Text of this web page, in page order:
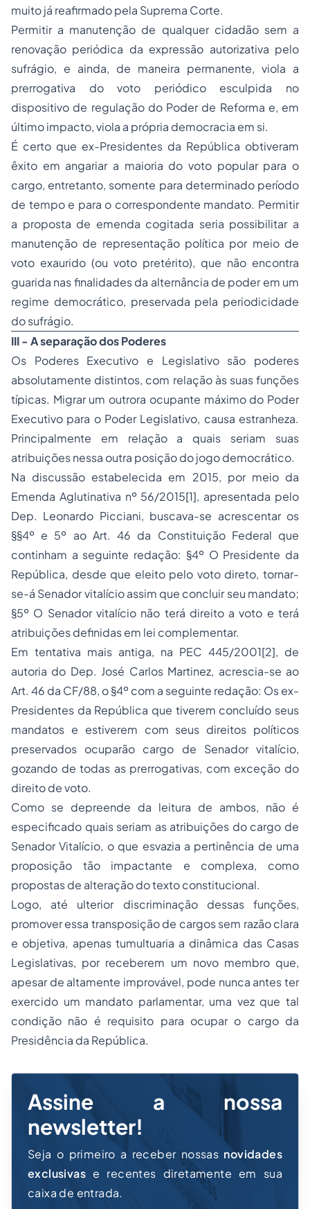
muito já reafirmado pela Suprema Corte.
Permitir a manutenção de qualquer cidadão sem a
renovação periódica da expressão autorizativa pelo
sufrágio, e ainda, de maneira permanente, viola a
prerrogativa do voto periódico esculpida no
dispositivo de regulação do Poder de Reforma e, em
último impacto, viola a própria democracia em si.
É certo que ex-Presidentes da República obtiveram
êxito em angariar a maioria do voto popular para o
cargo, entretanto, somente para determinado período
de tempo e para o correspondente mandato. Permitir
a proposta de emenda cogitada seria possibilitar a
manutenção de representação política por meio de
voto exaurido (ou voto pretérito), que não encontra
guarida nas finalidades da alternância de poder em um
regime democrático, preservada pela periodicidade
do sufrágio.
III - A separação dos Poderes
Os Poderes Executivo e Legislativo são poderes
absolutamente distintos, com relação às suas funções
típicas. Migrar um outrora ocupante máximo do Poder
Executivo para o Poder Legislativo, causa estranheza.
Principalmente em relação a quais seriam suas
atribuições nessa outra posição do jogo democrático.
Na discussão estabelecida em 2015, por meio da
Emenda Aglutinativa nº 56/2015[1], apresentada pelo
Dep. Leonardo Picciani, buscava-se acrescentar os
§§4º e 5º ao Art. 46 da Constituição Federal que
continham a seguinte redação: §4º O Presidente da
República, desde que eleito pelo voto direto, tornar-
se-á Senador vitalício assim que concluir seu mandato;
§5º O Senador vitalício não terá direito a voto e terá
atribuições definidas em lei complementar.
Em tentativa mais antiga, na PEC 445/2001[2], de
autoria do Dep. José Carlos Martinez, acrescia-se ao
Art. 46 da CF/88, o §4º com a seguinte redação: Os ex-
Presidentes da República que tiverem concluído seus
mandatos e estiverem com seus direitos políticos
preservados ocuparão cargo de Senador vitalício,
gozando de todas as prerrogativas, com exceção do
direito de voto.
Como se depreende da leitura de ambos, não é
especificado quais seriam as atribuições do cargo de
Senador Vitalício, o que esvazia a pertinência de uma
proposição tão impactante e complexa, como
propostas de alteração do texto constitucional.
Logo, até ulterior discriminação dessas funções,
promover essa transposição de cargos sem razão clara
e objetiva, apenas tumultuaria a dinâmica das Casas
Legislativas, por receberem um novo membro que,
apesar de altamente improvável, pode nunca antes ter
exercido um mandato parlamentar, uma vez que tal
condição não é requisito para ocupar o cargo da
Presidência da República.
Assine a nossa
newsletter!
Seja o primeiro a receber nossas novidades
exclusivas e recentes diretamente em sua
caixa de entrada.